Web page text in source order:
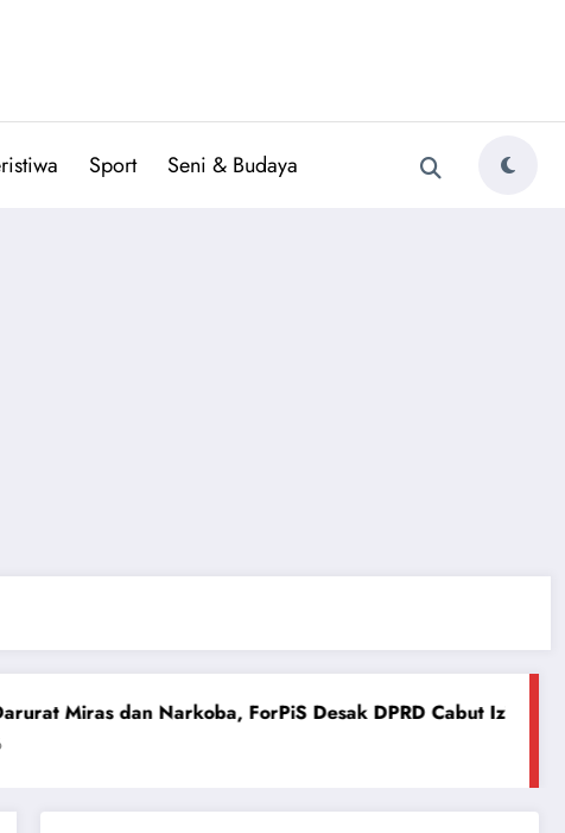
Sport Seni & Budaya
ForPiS Desak DPRD Cabut Izin Gudang Berkedok Toko